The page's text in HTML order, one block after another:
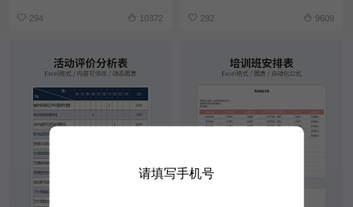
294 10372 292 9609
请填写手机号